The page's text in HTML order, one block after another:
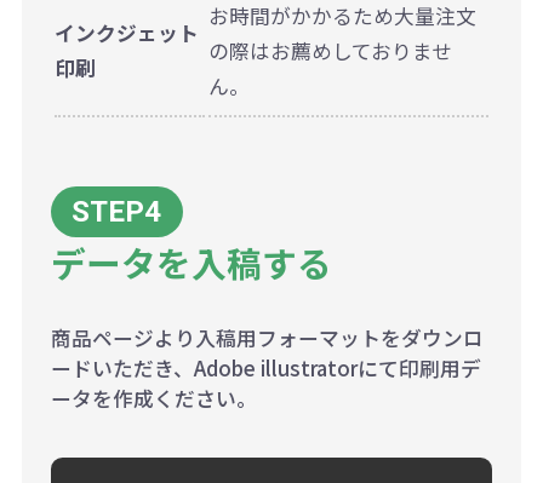
インクジェット
印刷
お時間がかかるため大量注文
の際はお薦めしておりませ
ん。
データを入稿する
商品ページより入稿用フォーマットをダウンロ
ードいただき、Adobe illustratorにて印刷用デ
ータを作成ください。